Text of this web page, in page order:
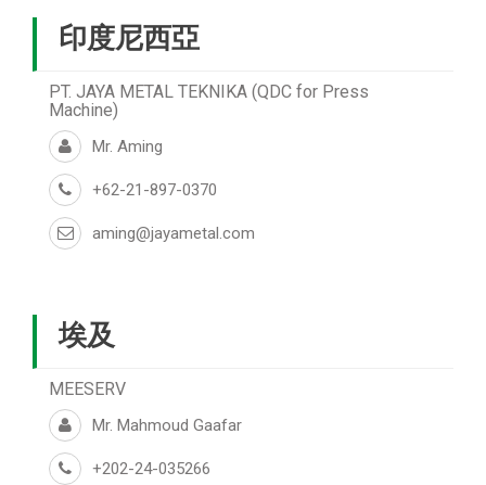
印度尼西亞
PT. JAYA METAL TEKNIKA (QDC for Press
Machine)
Mr. Aming
+62-21-897-0370
aming@jayametal.com
埃及
MEESERV
Mr. Mahmoud Gaafar
+202-24-035266